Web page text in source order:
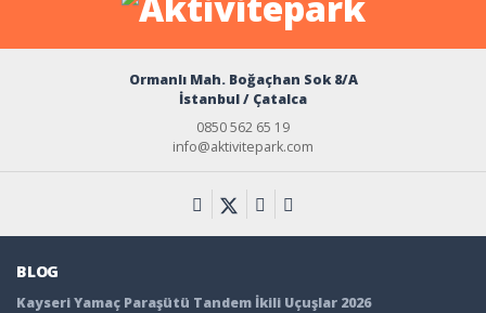
Ormanlı Mah. Boğaçhan Sok 8/A
İstanbul / Çatalca
0850 562 65 19
info@aktivitepark.com
BLOG
Kayseri Yamaç Paraşütü Tandem İkili Uçuşlar 2026